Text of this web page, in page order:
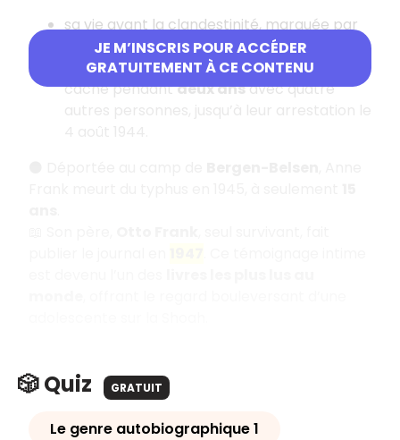
JE M’INSCRIS POUR ACCÉDER
GRATUITEMENT À CE CONTENU
sa vie avant la clandestinité, marquée par
les discriminations envers les Juifs ;
sa viedans l’Annexe, où sa famille se
cache pendantdeux ansavec quatre
🎲 Quiz GRATUIT
Le genre autobiographique 1